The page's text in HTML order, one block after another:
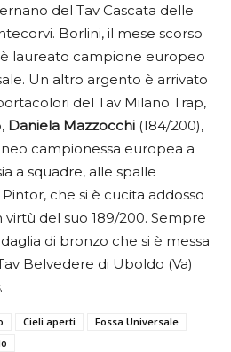
del Tav Cascata delle
Borlini, il mese scorso
è laureato campione europeo
Un altro argento è arrivato
del Tav Milano Trap,
Daniela Mazzocchi (184/200),
campionessa europea a
a squadre, alle spalle
che si è cucita addosso
del suo 189/200. Sempre
di bronzo che si è messa
Belvedere di Uboldo (Va)
.
Cieli aperti
Fossa Universale